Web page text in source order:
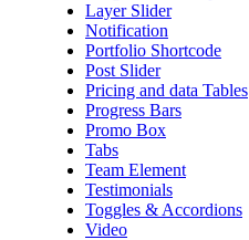
Layer Slider
Notification
Portfolio Shortcode
Post Slider
Pricing and data Tables
Progress Bars
Promo Box
Tabs
Team Element
Testimonials
Toggles & Accordions
Video